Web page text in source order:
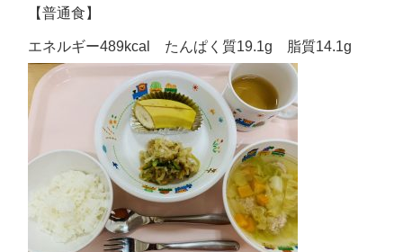
【普通食】
エネルギー489kcal たんぱく質19.1g 脂質14.1g